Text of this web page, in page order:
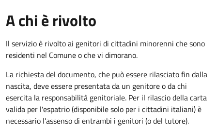
A chi è rivolto
Il servizio è rivolto ai genitori di cittadini minorenni che sono
residenti nel Comune o che vi dimorano.
La richiesta del documento, che può essere rilasciato fin dalla
nascita, deve essere presentata da un genitore o da chi
esercita la responsabilità genitoriale. Per il rilascio della carta
valida per l'espatrio (disponibile solo per i cittadini italiani) è
necessario l'assenso di entrambi i genitori (o del tutore).